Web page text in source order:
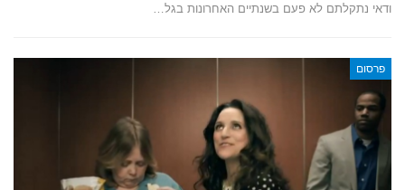
ודאי נתקלתם לא פעם בשנתיים האחרונות בגל…
פרסום